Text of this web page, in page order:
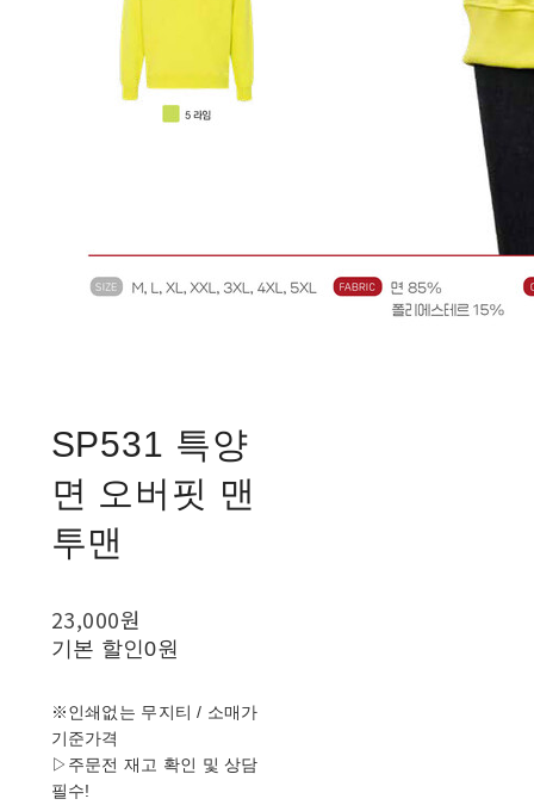
SP531 특양
면 오버핏 맨
투맨
23,000원
기본 할인0원
※인쇄없는 무지티 / 소매가
기준가격
▷주문전 재고 확인 및 상담
필수!